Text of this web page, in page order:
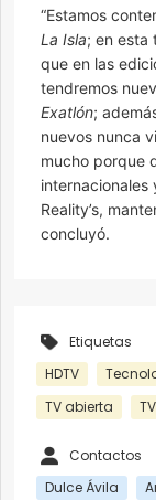
“Estamos
La Isla; en esta
que en las
tendremos
Exatlón;
nuevos nunca
mucho porque
Reality’s,
concluyó.
Etiquetas
HDTV
TV abierta
Contactos
Dulce Ávila